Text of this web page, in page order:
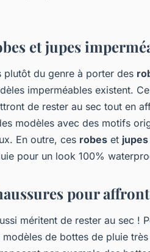
et jupes
plutôt du genre à porter des
imperméables existent.
de rester au sec tout en
modèles avec des motifs
En outre, ces robes et
pour un look 100%
pour
méritent de rester au sec !
modèles de bottes de pluie très